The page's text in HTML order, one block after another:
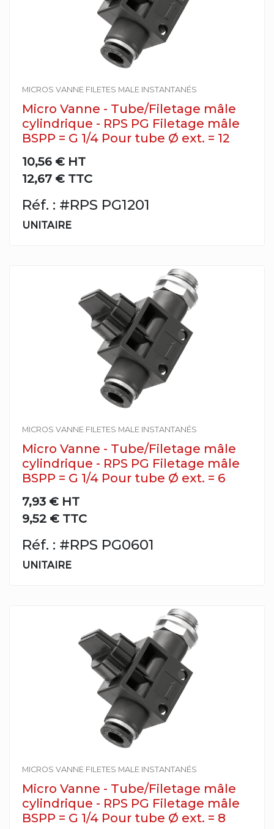
MICROS VANNE FILETES MALE INSTANTANÉS
Micro Vanne - Tube/Filetage mâle
cylindrique - RPS PG Filetage mâle
BSPP = G 1/4 Pour tube Ø ext. = 12
10,56 € HT
12,67 € TTC
Réf. : #RPS PG1201
UNITAIRE
MICROS VANNE FILETES MALE INSTANTANÉS
Micro Vanne - Tube/Filetage mâle
cylindrique - RPS PG Filetage mâle
BSPP = G 1/4 Pour tube Ø ext. = 6
7,93 € HT
9,52 € TTC
Réf. : #RPS PG0601
UNITAIRE
MICROS VANNE FILETES MALE INSTANTANÉS
Micro Vanne - Tube/Filetage mâle
cylindrique - RPS PG Filetage mâle
BSPP = G 1/4 Pour tube Ø ext. = 8